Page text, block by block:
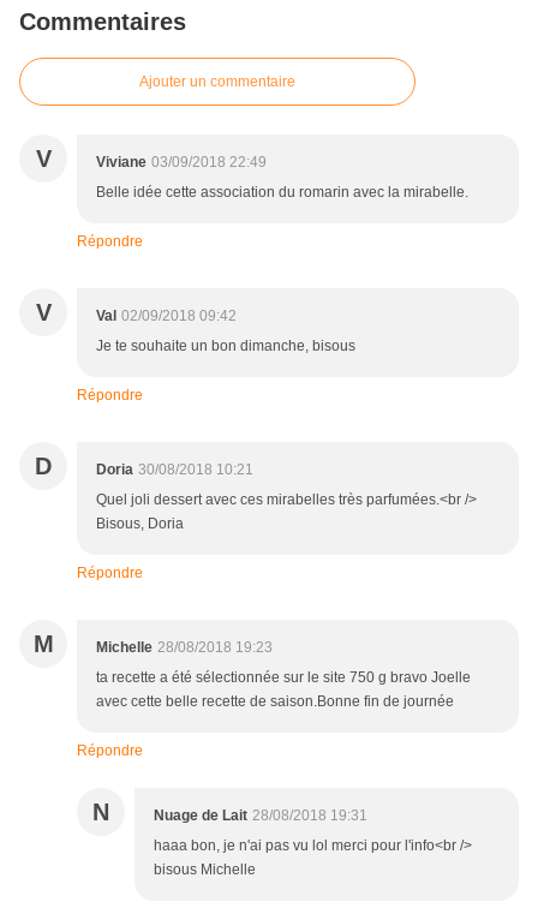
Commentaires
Ajouter un commentaire
V Viviane 03/09/2018 22:49
Belle idée cette association du romarin avec la mirabelle.
Répondre
V Val 02/09/2018 09:42
Je te souhaite un bon dimanche, bisous
Répondre
D Doria 30/08/2018 10:21
Quel joli dessert avec ces mirabelles très parfumées.<br />
Bisous, Doria
Répondre
M Michelle 28/08/2018 19:23
ta recette a été sélectionnée sur le site 750 g bravo Joelle
avec cette belle recette de saison.Bonne fin de journée
Répondre
N Nuage de Lait 28/08/2018 19:31
haaa bon, je n'ai pas vu lol merci pour l'info<br />
bisous Michelle